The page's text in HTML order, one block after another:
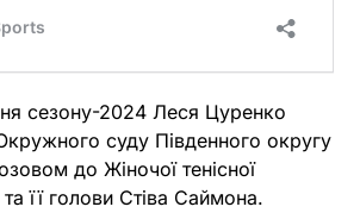
сезону-2024 Леся Цуренко
суду Південного округу
до Жіночої тенісної
та її голови Стіва Саймона.